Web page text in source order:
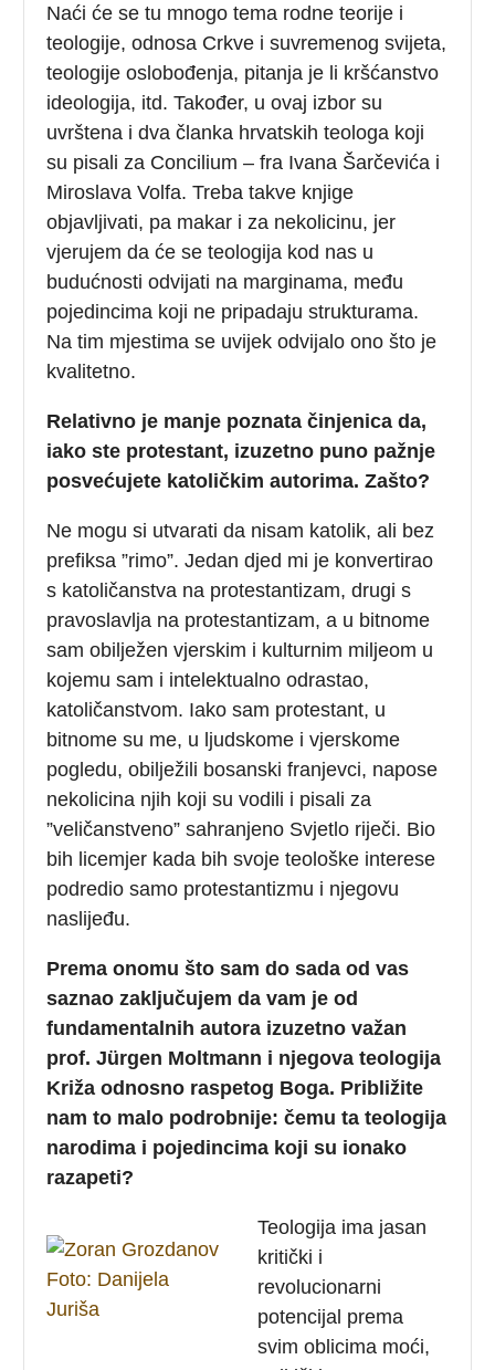
Naći će se tu mnogo tema rodne teorije i
teologije, odnosa Crkve i suvremenog svijeta,
teologije oslobođenja, pitanja je li kršćanstvo
ideologija, itd. Također, u ovaj izbor su
uvrštena i dva članka hrvatskih teologa koji
su pisali za Concilium – fra Ivana Šarčevića i
Miroslava Volfa. Treba takve knjige
objavljivati, pa makar i za nekolicinu, jer
vjerujem da će se teologija kod nas u
budućnosti odvijati na marginama, među
pojedincima koji ne pripadaju strukturama.
Na tim mjestima se uvijek odvijalo ono što je
kvalitetno.
Relativno je manje poznata činjenica da,
iako ste protestant, izuzetno puno pažnje
posvećujete katoličkim autorima. Zašto?
Ne mogu si utvarati da nisam katolik, ali bez
prefiksa ”rimo”. Jedan djed mi je konvertirao
s katoličanstva na protestantizam, drugi s
pravoslavlja na protestantizam, a u bitnome
sam obilježen vjerskim i kulturnim miljeom u
kojemu sam i intelektualno odrastao,
katoličanstvom. Iako sam protestant, u
bitnome su me, u ljudskome i vjerskome
pogledu, obilježili bosanski franjevci, napose
nekolicina njih koji su vodili i pisali za
”veličanstveno” sahranjeno Svjetlo riječi. Bio
bih licemjer kada bih svoje teološke interese
podredio samo protestantizmu i njegovu
naslijeđu.
Prema onomu što sam do sada od vas
saznao zaključujem da vam je od
fundamentalnih autora izuzetno važan
prof. Jürgen Moltmann i njegova teologija
Križa odnosno raspetog Boga. Približite
nam to malo podrobnije: čemu ta teologija
narodima i pojedincima koji su ionako
razapeti?
Teologija ima jasan
kritički i
revolucionarni
potencijal prema
svim oblicima moći,